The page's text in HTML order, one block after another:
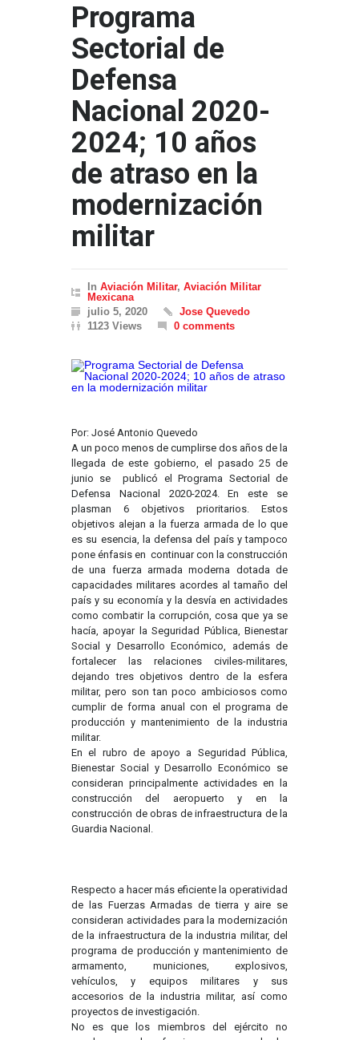
Programa
Sectorial de
Defensa
Nacional 2020-
2024; 10 años
de atraso en la
modernización
militar
In Aviación Militar, Aviación Militar
Mexicana
julio 5, 2020
Jose Quevedo
1123 Views
0 comments
Por: José Antonio Quevedo
A un poco menos de cumplirse dos años de la
llegada de este gobierno, el pasado 25 de
junio se publicó el Programa Sectorial de
Defensa Nacional 2020-2024. En este se
plasman 6 objetivos prioritarios. Estos
objetivos alejan a la fuerza armada de lo que
es su esencia, la defensa del país y tampoco
pone énfasis en continuar con la construcción
de una fuerza armada moderna dotada de
capacidades militares acordes al tamaño del
país y su economía y la desvía en actividades
como combatir la corrupción, cosa que ya se
hacía, apoyar la Seguridad Pública, Bienestar
Social y Desarrollo Económico, además de
fortalecer las relaciones civiles-militares,
dejando tres objetivos dentro de la esfera
militar, pero son tan poco ambiciosos como
cumplir de forma anual con el programa de
producción y mantenimiento de la industria
militar.
En el rubro de apoyo a Seguridad Pública,
Bienestar Social y Desarrollo Económico se
consideran principalmente actividades en la
construcción del aeropuerto y en la
construcción de obras de infraestructura de la
Guardia Nacional.
Respecto a hacer más eficiente la operatividad
de las Fuerzas Armadas de tierra y aire se
consideran actividades para la modernización
de la infraestructura de la industria militar, del
programa de producción y mantenimiento de
armamento, municiones, explosivos,
vehículos, y equipos militares y sus
accesorios de la industria militar, así como
proyectos de investigación.
No es que los miembros del ejército no